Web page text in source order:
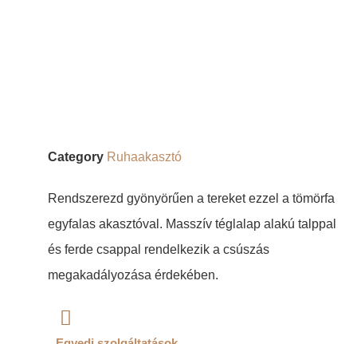
Category Ruhaakasztó
Rendszerezd gyönyörűen a tereket ezzel a tömörfa
egyfalas akasztóval. Masszív téglalap alakú talppal
és ferde csappal rendelkezik a csúszás
megakadályozása érdekében.